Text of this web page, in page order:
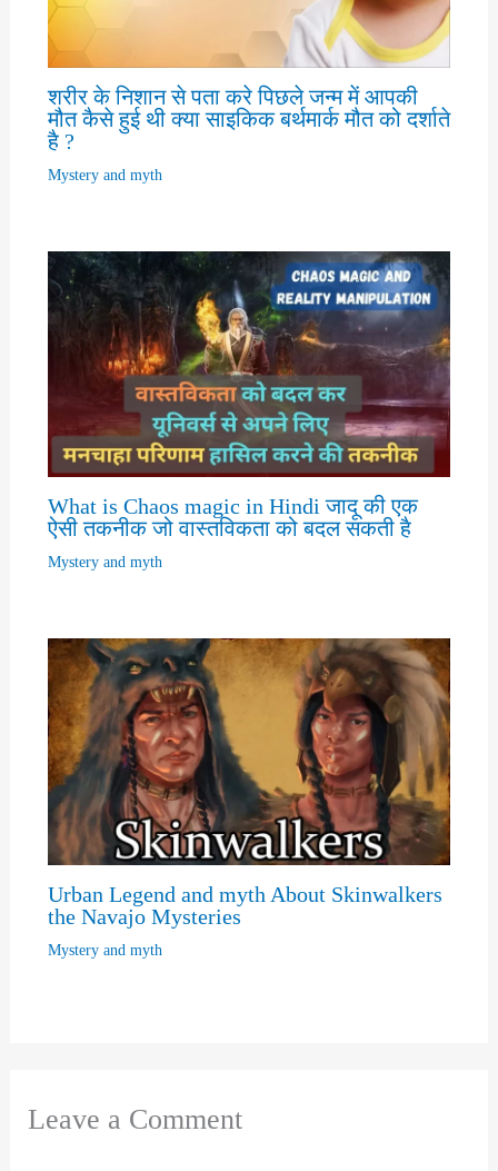
शरीर के निशान से पता करे पिछले जन्म में आपकी
मौत कैसे हुई थी क्या साइकिक बर्थमार्क मौत को दर्शाते
है ?
Mystery and myth
What is Chaos magic in Hindi जादू की एक
ऐसी तकनीक जो वास्तविकता को बदल सकती है
Mystery and myth
Urban Legend and myth About Skinwalkers
the Navajo Mysteries
Mystery and myth
Leave a Comment